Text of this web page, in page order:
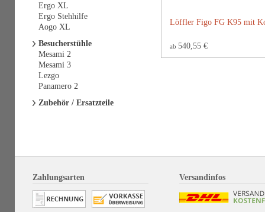
Löffler Figo FG K95 mit
ab 540,55 €
Ergo XL
Ergo Stehhilfe
Aogo XL
Besucherstühle
Mesami 2
Mesami 3
Lezgo
Panamero 2
Zubehör / Ersatzteile
Zahlungsarten Versandinfos